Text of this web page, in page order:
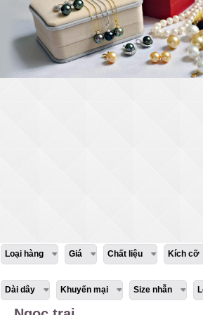
Loại hàng Giá Chất liệu Kích cỡ
Dài dây Khuyến mại Size nhẫn